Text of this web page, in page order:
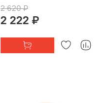
2 620 ₽
2 222 ₽